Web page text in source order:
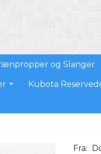
og Slanger
Kubota
Fra: